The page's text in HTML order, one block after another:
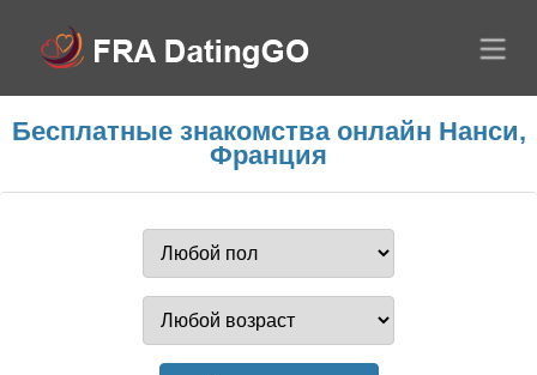
Бесплатные знакомства онлайн Нанси,
Франция